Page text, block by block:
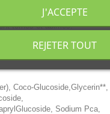
sur les longueurs, si les
ternes et abimés.
:
Coco-Glucoside,Glycerin**,
Sodium Pca,
REJETER TOUT
J'ACCEPTE